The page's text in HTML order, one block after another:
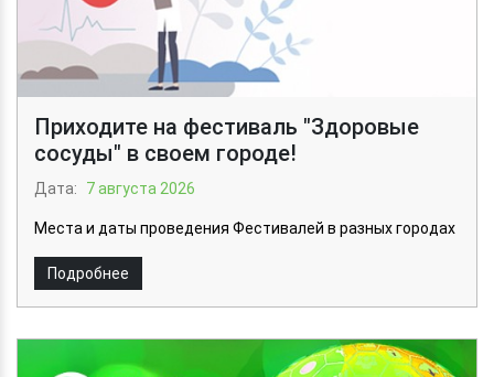
Приходите на фестиваль "Здоровые
сосуды" в своем городе!
Дата: 7 августа 2026
Места и даты проведения Фестивалей в разных городах
Подробнее